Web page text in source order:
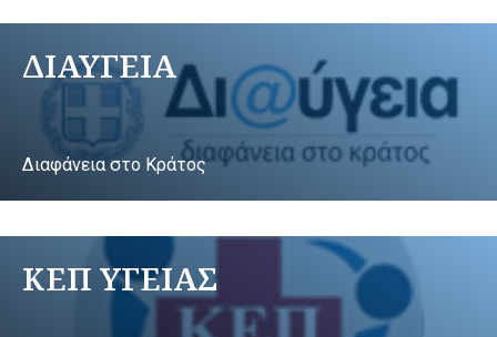
ΔΙΑΥΓΕΙΑ
Διαφάνεια στο Κράτος
ΚΕΠ ΥΓΕΙΑΣ